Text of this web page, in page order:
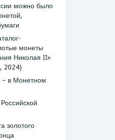
можно было
монеты
Николая II»
2024)
– в Монетном
золотого